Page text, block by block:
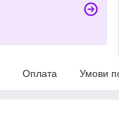
Оплата Умови